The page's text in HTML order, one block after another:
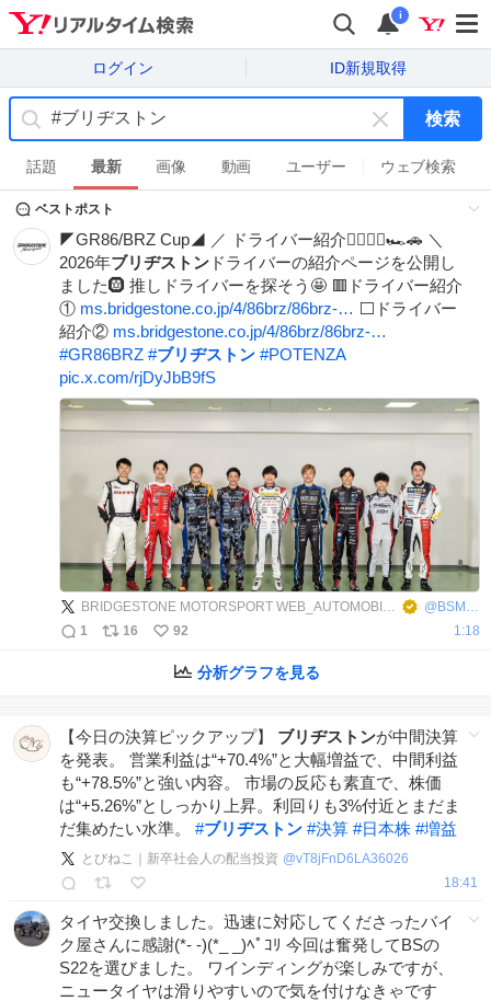
i
ログイン ID新規取得
キ
ー
ワ
ド
を
消
す
検索
話題 最新 画像 動画 ユーザー ウェブ検索
ベストポスト
◤GR86/BRZ Cup◢ ／ ドライバー紹介🦸‍♂️🦹‍♂️🏎️🚗 ＼
2026年ブリヂストン ドライバーの紹介ページを公開し
ました🛞 推しドライバーを探そう🤩 🟥ドライバー紹介
① ms.bridgestone.co.jp/4/86brz/86brz-… ⬜️ドライバー
紹介② ms.bridgestone.co.jp/4/86brz/86brz-…
#GR86BRZ #ブリヂストン #POTENZA
pic.x.com/rjDyJbB9fS
BRIDGESTONE MOTORSPORT WEB_AUTOMOBILE【公式】 @ BSMS_4
1
16 92 1:18
分析グラフを見る
【今日の決算ピックアップ】 ブリヂストンが中間決算
を発表。 営業利益は“+70.4%”と大幅増益で、中間利益
も“+78.5%”と強い内容。 市場の反応も素直で、株価
は“+5.26%”としっかり上昇。利回りも3%付近とまだま
だ集めたい水準。 #ブリヂストン #決算 #日本株 #増益
とびねこ｜新卒社会人の配当投資 @vT8jFnD6LA36026
18:41
タイヤ交換しました。迅速に対応してくださったバイ
ク屋さんに感謝(*- -)(*_ _)ﾍﾟｺﾘ 今回は奮発してBSの
S22を選びました。 ワインディングが楽しみですが、
ニュータイヤは滑りやすいので気を付けなきゃです